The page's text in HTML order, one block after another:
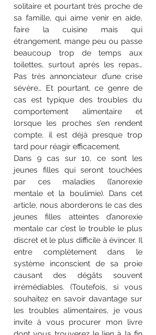
solitaire et pourtant très proche de
sa famille, qui aime venir en aide,
faire la cuisine mais qui
étrangement, mange peu ou passe
beaucoup trop de temps aux
toilettes, surtout après les repas…
Pas très annonciateur d’une crise
sévère… Et pourtant, ce genre de
cas est typique des troubles du
comportement alimentaire et
lorsque les proches s’en rendent
compte, il est déjà presque trop
tard pour réagir efficacement.
Dans 9 cas sur 10, ce sont les
jeunes filles qui seront touchées
par ces maladies (l’anorexie
mentale et la boulimie). Dans cet
article, nous aborderons le cas des
jeunes filles atteintes d’anorexie
mentale car c’est le trouble le plus
discret et le plus difficile à évincer. Il
entre complètement dans le
système inconscient de sa proie
causant des dégâts souvent
irrémédiables. (Toutefois, si vous
souhaitez en savoir davantage sur
les troubles alimentaires, je vous
invite à vous procurer mon livre